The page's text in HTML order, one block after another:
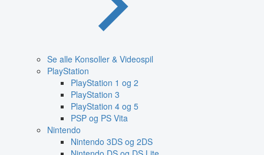
Se alle Konsoller & Videospil
PlayStation
PlayStation 1 og 2
PlayStation 3
PlayStation 4 og 5
PSP og PS Vita
Nintendo
Nintendo 3DS og 2DS